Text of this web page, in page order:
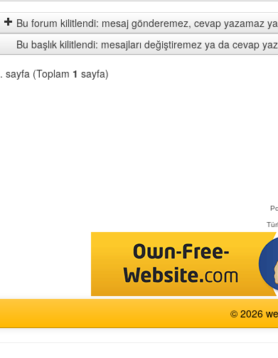
mesajları
göster
by
Bu forum kilitlendi: mesaj gönderemez, cevap yazamaz
Bu başlık kilitlendi: mesajları değiştiremez ya da cevap
. sayfa (Toplam 1 sayfa)
© 2026